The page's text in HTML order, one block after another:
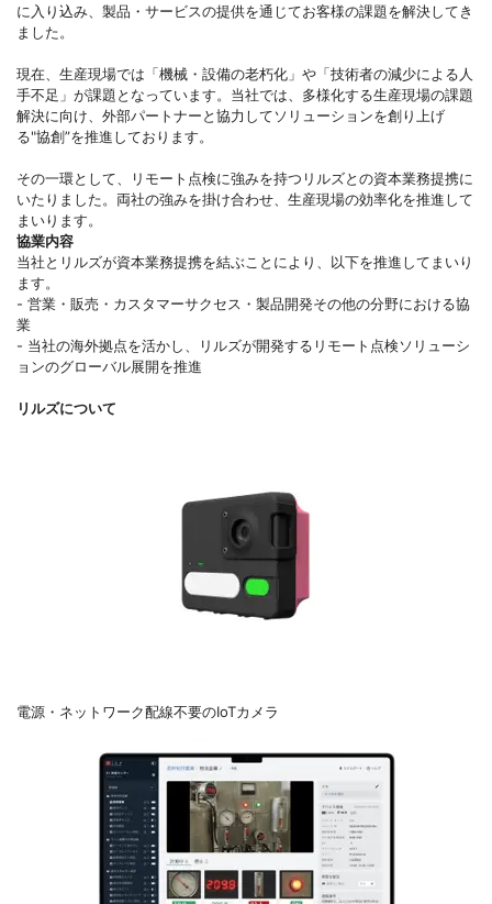
に入り込み、製品・サービスの提供を通じてお客様の課題を解決してき
ました。
現在、生産現場では「機械・設備の老朽化」や「技術者の減少による人
手不足」が課題となっています。当社では、多様化する生産現場の課題
解決に向け、外部パートナーと協力してソリューションを創り上げ
る"協創”を推進しております。
その一環として、リモート点検に強みを持つリルズとの資本業務提携に
いたりました。両社の強みを掛け合わせ、生産現場の効率化を推進して
まいります。
協業内容
当社とリルズが資本業務提携を結ぶことにより、以下を推進してまいり
ます。
- 営業・販売・カスタマーサクセス・製品開発その他の分野における協
業
- 当社の海外拠点を活かし、リルズが開発するリモート点検ソリューシ
ョンのグローバル展開を推進
リルズについて
電源・ネットワーク配線不要のIoTカメラ